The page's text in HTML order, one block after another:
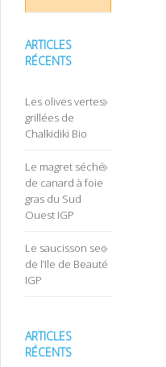
ARTICLES
RÉCENTS
Les olives vertes
grillées de
Chalkidiki Bio
Le magret séché
de canard à foie
gras du Sud
Ouest IGP
Le saucisson sec
de l’Ile de Beauté
IGP
ARTICLES
RÉCENTS